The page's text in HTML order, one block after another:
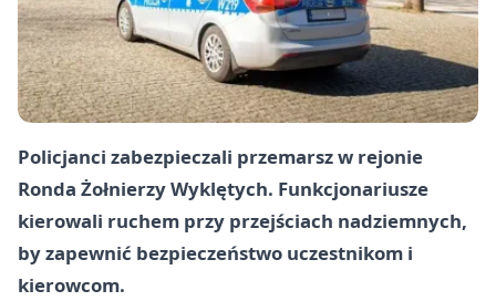
Policjanci zabezpieczali przemarsz w rejonie
Ronda Żołnierzy Wyklętych. Funkcjonariusze
kierowali ruchem przy przejściach nadziemnych,
by zapewnić bezpieczeństwo uczestnikom i
kierowcom.